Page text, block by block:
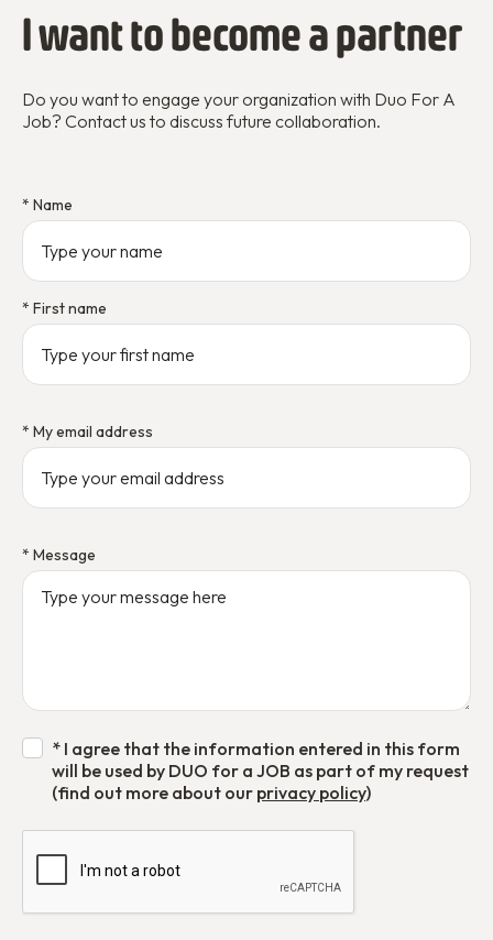
I want to become a partner
Do you want to engage your organization with Duo For A
Job? Contact us to discuss future collaboration.
* Name
* First name
* My email address
* Message
* I agree that the information entered in this form
will be used by DUO for a JOB as part of my request
(find out more about our privacy policy)